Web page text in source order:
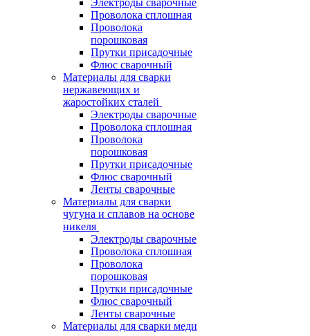
Электроды сварочные
Проволока сплошная
Проволока
порошковая
Прутки присадочные
Флюс сварочный
Материалы для сварки
нержавеющих и
жаростойких сталей
Электроды сварочные
Проволока сплошная
Проволока
порошковая
Прутки присадочные
Флюс сварочный
Ленты сварочные
Материалы для сварки
чугуна и сплавов на основе
никеля
Электроды сварочные
Проволока сплошная
Проволока
порошковая
Прутки присадочные
Флюс сварочный
Ленты сварочные
Материалы для сварки меди